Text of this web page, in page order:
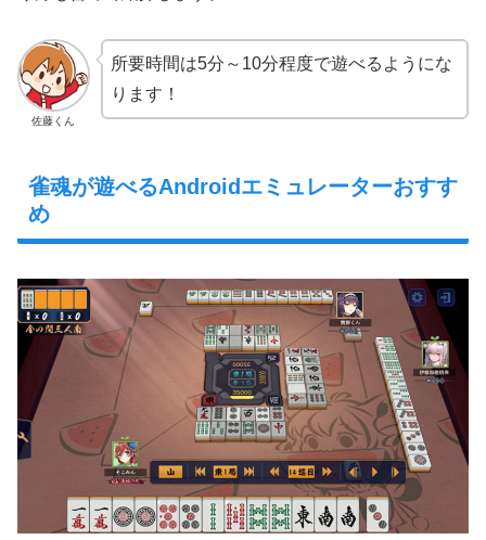
佐藤くん
所要時間は5分～10分程度で遊べるようにな
ります！
雀魂が遊べるAndroidエミュレーターおすす
め